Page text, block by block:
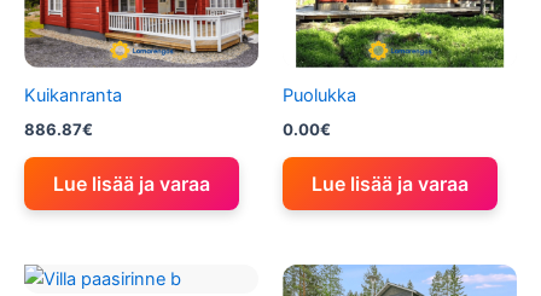
Kuikanranta
886.87€
Lue lisää ja varaa
Puolukka
0.00€
Lue lisää ja varaa